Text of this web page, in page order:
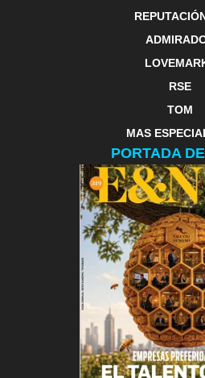
RSE
TOM
MAS
PORTADA